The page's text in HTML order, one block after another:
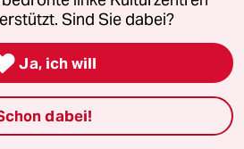
Sind Sie dabei?
Ja, ich will
dabei!